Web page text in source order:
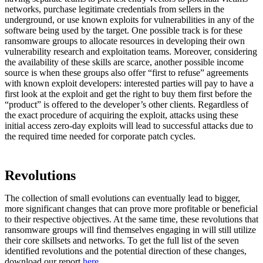
networks, purchase legitimate credentials from sellers in the
underground, or use known exploits for vulnerabilities in any of the
software being used by the target. One possible track is for these
ransomware groups to allocate resources in developing their own
vulnerability research and exploitation teams. Moreover, considering
the availability of these skills are scarce, another possible income
source is when these groups also offer “first to refuse” agreements
with known exploit developers: interested parties will pay to have a
first look at the exploit and get the right to buy them first before the
“product” is offered to the developer’s other clients. Regardless of
the exact procedure of acquiring the exploit, attacks using these
initial access zero-day exploits will lead to successful attacks due to
the required time needed for corporate patch cycles.
Revolutions
The collection of small evolutions can eventually lead to bigger,
more significant changes that can prove more profitable or beneficial
to their respective objectives. At the same time, these revolutions that
ransomware groups will find themselves engaging in will still utilize
their core skillsets and networks. To get the full list of the seven
identified revolutions and the potential direction of these changes,